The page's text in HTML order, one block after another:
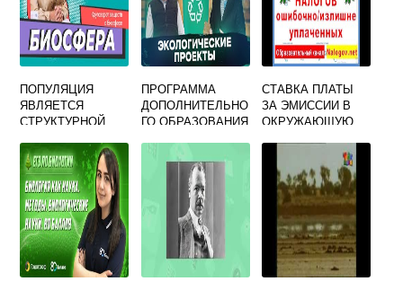
ПОПУЛЯЦИЯ
ЯВЛЯЕТСЯ
СТРУКТУРНОЙ
БИОСФЕРЫ
ПРОГРАММА
ДОПОЛНИТЕЛЬНО
ГО ОБРАЗОВАНИЯ
15 ЛЕТ
СТАВКА ПЛАТЫ
ЗА ЭМИССИИ В
ОКРУЖАЮЩУЮ